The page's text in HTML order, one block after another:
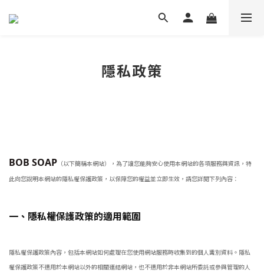
隱私政策
BOB SOAP （以下簡稱本網站），為了讓您能夠安心使用本網站的各項服務與資訊，特
此向您說明本網站的隱私權保護政策，以保障您的權益並立即生效，請您詳閱下列內容：
一、隱私權保護政策的適用範圍
隱私權保護政策內容，包括本網站如何處理在您使用網站服務時收集到的個人識別資料。隱私
權保護政策不適用於本網站以外的相關連結網站，也不適用於非本網站所委託或參與管理的人